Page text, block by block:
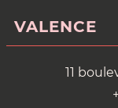
VALENCE
11